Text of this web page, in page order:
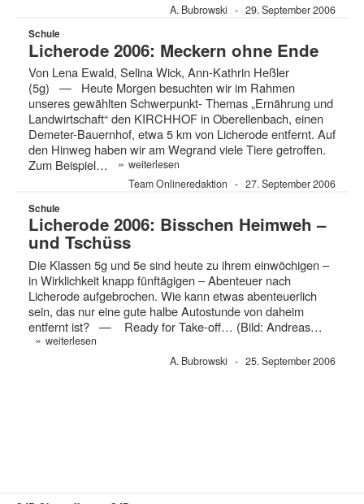
A. Bubrowski
29. September 2006
Schule
Licherode 2006: Meckern ohne Ende
Von Lena Ewald, Selina Wick, Ann-Kathrin Heßler
(5g) — Heute Morgen besuchten wir im Rahmen
unseres gewählten Schwerpunkt- Themas „Ernährung und
Landwirtschaft“ den KIRCHHOF in Oberellenbach, einen
Demeter-Bauernhof, etwa 5 km von Licherode entfernt. Auf
den Hinweg haben wir am Wegrand viele Tiere getroffen.
Zum Beispiel…
» weiterlesen
Team Onlineredaktion
27. September 2006
Schule
Licherode 2006: Bisschen Heimweh –
und Tschüss
Die Klassen 5g und 5e sind heute zu ihrem einwöchigen –
in Wirklichkeit knapp fünftägigen – Abenteuer nach
Licherode aufgebrochen. Wie kann etwas abenteuerlich
sein, das nur eine gute halbe Autostunde von daheim
entfernt ist? — Ready for Take-off… (Bild: Andreas…
» weiterlesen
A. Bubrowski
25. September 2006